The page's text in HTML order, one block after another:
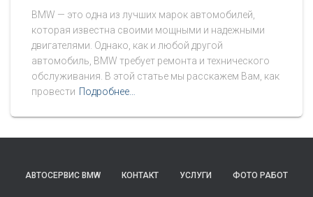
BMW — это одна из лучших марок автомобилей,
которая известна своими мощными и надежными
двигателями. Однако, как и любой другой
автомобиль, BMW требует ремонта и технического
обслуживания. В этой статье мы расскажем Вам, как
провести Подробнее…
АВТОСЕРВИС BMW КОНТАКТ УСЛУГИ ФОТО РАБОТ